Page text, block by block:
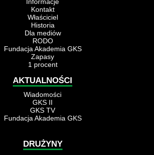
Informacje
Kontakt
Właściciel
Historia
Dla mediów
RODO
Fundacja Akademia GKS
Zapasy
1 procent
AKTUALNOŚCI
Wiadomości
GKS II
GKS TV
Fundacja Akademia GKS
DRUŻYNY